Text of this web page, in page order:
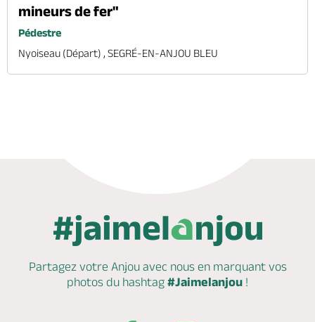
mineurs de fer"
Pédestre
Nyoiseau (départ) , SEGRÉ-EN-ANJOU BLEU
Partagez votre Anjou avec nous en marquantvos
photos du hashtag #Jaimelanjou !